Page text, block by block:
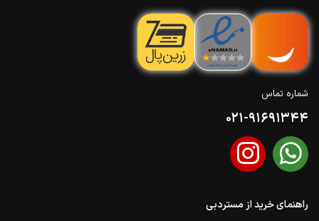
شماره تماس
021-91691344
راهنمای خرید از مستردبی